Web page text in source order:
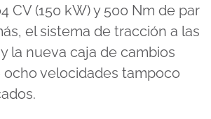
CV (150 kW) y 500 Nm de par
el sistema de tracción a las
la nueva caja de cambios
velocidades tampoco